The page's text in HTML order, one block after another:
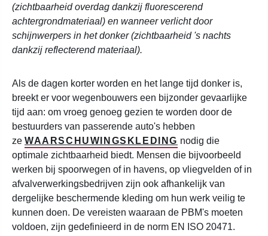
(zichtbaarheid overdag dankzij fluorescerend
achtergrondmateriaal) en wanneer verlicht door
schijnwerpers in het donker (zichtbaarheid 's nachts
dankzij reflecterend materiaal).
Als de dagen korter worden en het lange tijd donker is,
breekt er voor wegenbouwers een bijzonder gevaarlijke
tijd aan: om vroeg genoeg gezien te worden door de
bestuurders van passerende auto's hebben
ze WAARSCHUWINGSKLEDING nodig die
optimale zichtbaarheid biedt. Mensen die bijvoorbeeld
werken bij spoorwegen of in havens, op vliegvelden of in
afvalverwerkingsbedrijven zijn ook afhankelijk van
dergelijke beschermende kleding om hun werk veilig te
kunnen doen. De vereisten waaraan de PBM's moeten
voldoen, zijn gedefinieerd in de norm EN ISO 20471.